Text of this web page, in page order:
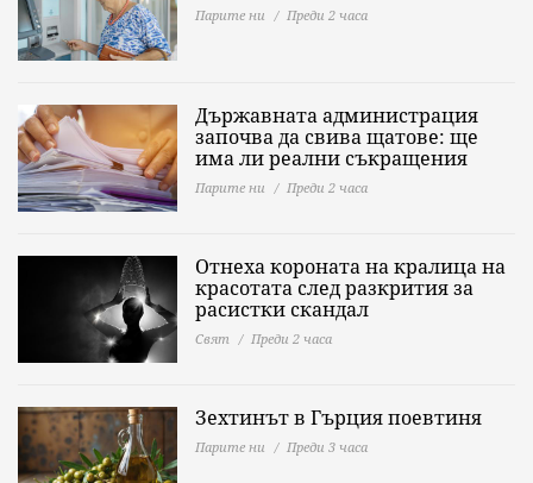
Парите ни Преди 2 часа
Държавната администрация
започва да свива щатове: ще
има ли реални съкращения
Парите ни Преди 2 часа
Отнеха короната на кралица на
красотата след разкрития за
расистки скандал
Свят Преди 2 часа
Зехтинът в Гърция поевтиня
Парите ни Преди 3 часа